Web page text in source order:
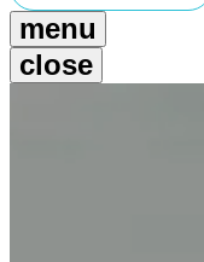
menu
close